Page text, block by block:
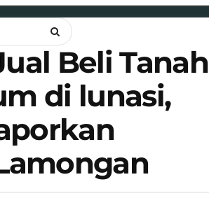
Beli Tanah
di lunasi,